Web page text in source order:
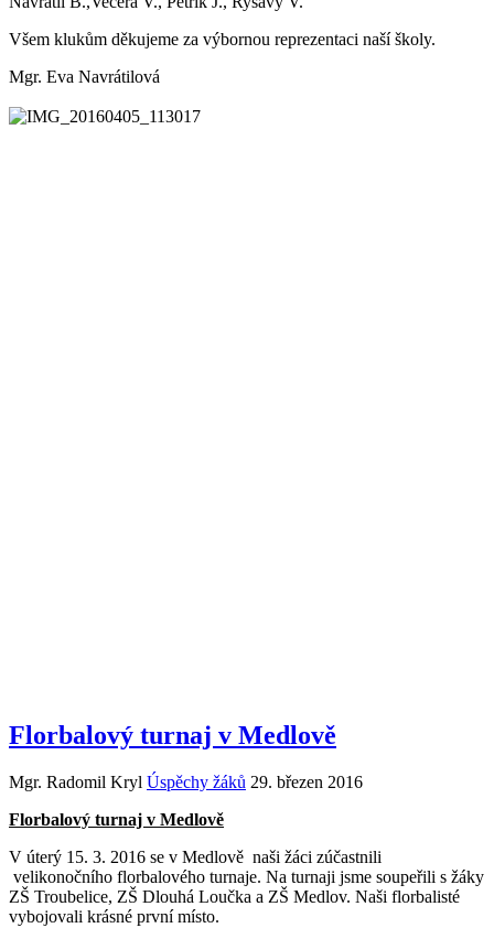
Všem klukům děkujeme za výbornou reprezentaci naší školy.
Mgr. Eva Navrátilová
Florbalový turnaj v Medlově
Mgr. Radomil Kryl Úspěchy žáků 29. březen 2016
Florbalový turnaj v Medlově
V úterý 15. 3. 2016 se v Medlově naši žáci zúčastnili
velikonočního florbalového turnaje. Na turnaji jsme soupeřili s žáky
ZŠ Troubelice, ZŠ Dlouhá Loučka a ZŠ Medlov. Naši florbalisté
vybojovali krásné první místo.